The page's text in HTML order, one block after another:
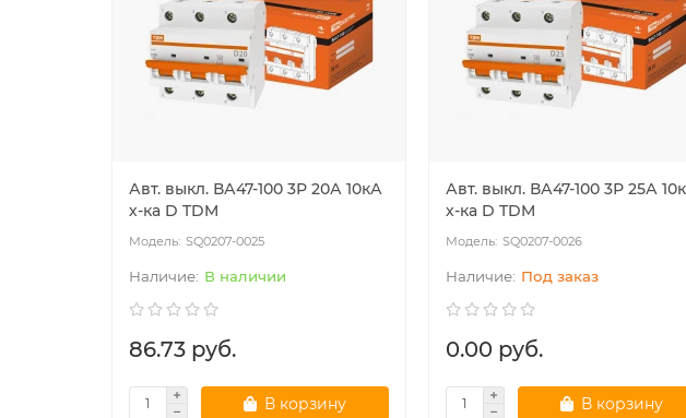
Авт. выкл. ВА47-100 3Р 20А 10кА
х-ка D TDM
SQ0207-0025
В наличии
86.73 руб.
В корзину
Авт. выкл. ВА47-100 3Р 25А
х-ка D TDM
SQ0207-0026
Под заказ
0.00 руб.
В корзину